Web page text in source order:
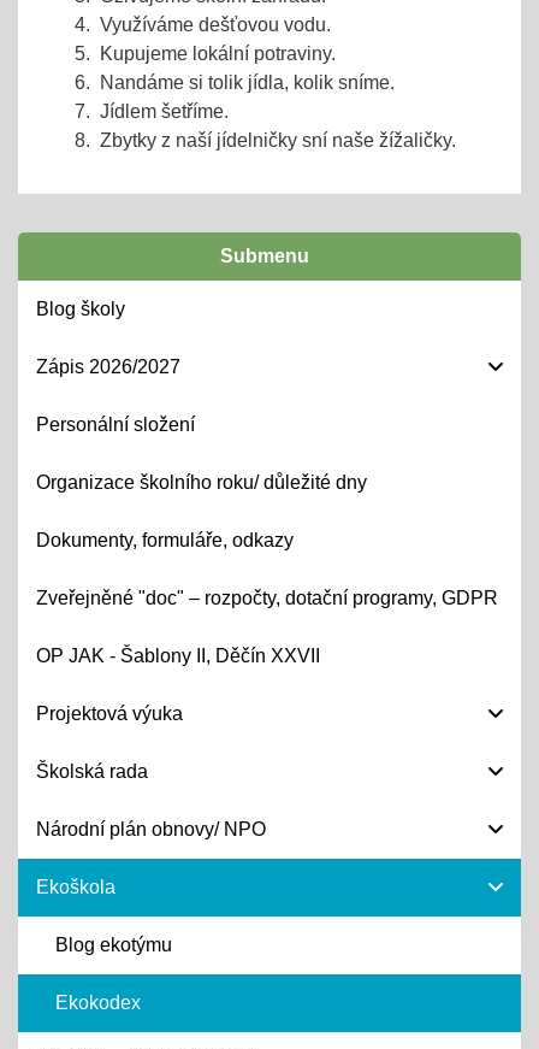
Využíváme dešťovou vodu.
Kupujeme lokální potraviny.
Nandáme si tolik jídla, kolik sníme.
Jídlem šetříme.
Zbytky z naší jídelničky sní naše žížaličky.
Submenu
Blog školy
Zápis 2026/2027
Personální složení
Organizace školního roku/ důležité dny
Dokumenty, formuláře, odkazy
Zveřejněné "doc" – rozpočty, dotační programy, GDPR
OP JAK - Šablony II, Děčín XXVII
Projektová výuka
Školská rada
Národní plán obnovy/ NPO
Ekoškola
Blog ekotýmu
Ekokodex